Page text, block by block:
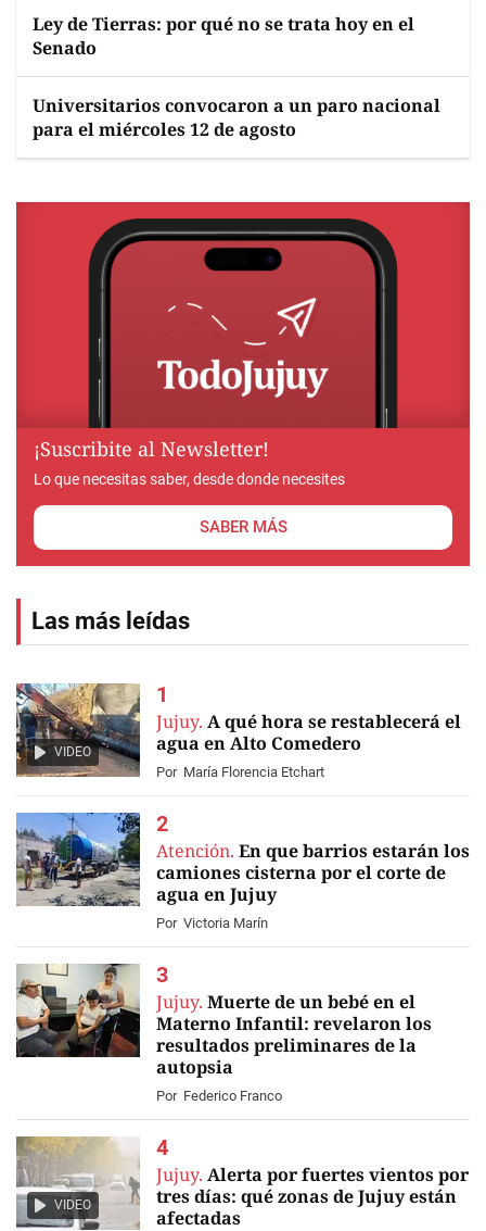
Ley de Tierras: por qué no se trata hoy en el
Senado
Universitarios convocaron a un paro nacional
para el miércoles 12 de agosto
¡Suscribite al Newsletter!
Lo que necesitas saber, desde donde necesites
SABER MÁS
Las más leídas
VIDEO
Jujuy. A qué hora se restablecerá el
agua en Alto Comedero
Por María Florencia Etchart
Atención. En que barrios estarán los
camiones cisterna por el corte de
agua en Jujuy
Por Victoria Marín
Jujuy. Muerte de un bebé en el
Materno Infantil: revelaron los
resultados preliminares de la
autopsia
Por Federico Franco
VIDEO
Jujuy. Alerta por fuertes vientos por
tres días: qué zonas de Jujuy están
afectadas